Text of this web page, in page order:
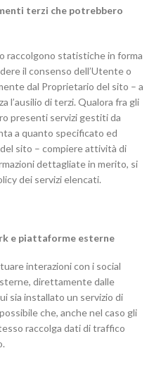
terzi che potrebbero
raccolgono statistiche in forma
il consenso dell’Utente o
dal Proprietario del sito – a
l’ausilio di terzi. Qualora fra gli
presenti servizi gestiti da
a quanto specificato ed
sito – compiere attività di
dettagliate in merito, si
dei servizi elencati.
e piattaforme esterne
interazioni con i social
direttamente dalle
sia installato un servizio di
che, anche nel caso gli
raccolga dati di traffico